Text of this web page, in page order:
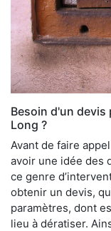
Besoin d'un
Long ?
Avant de faire
avoir une idée des
ce genre
obtenir un devis,
paramètres, dont
lieu à dératiser.